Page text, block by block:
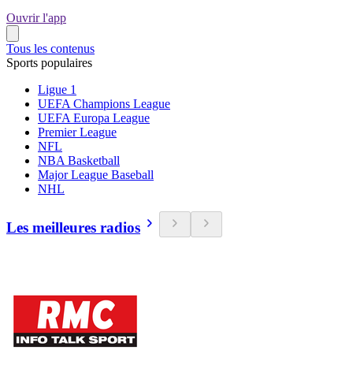
Ouvrir l'app
Tous les contenus
Sports populaires
Ligue 1
UEFA Champions League
UEFA Europa League
Premier League
NFL
NBA Basketball
Major League Baseball
NHL
Les meilleures radios